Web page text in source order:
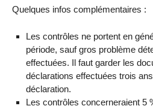
Quelques infos complémentaires :
Les contrôles ne portent en
période, sauf gros problème
effectuées. Il faut garder les
déclarations effectuées trois
déclaration.
Les contrôles concerneraient 5